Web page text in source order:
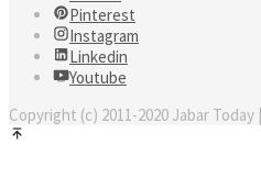
Pinterest
Instagram
Linkedin
Youtube
Copyright (c) 2011-2020 Jabar